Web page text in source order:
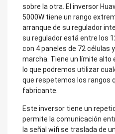
sobre la otra. El inversor
5000W tiene un rango
arranque de su regulador
su regulador está entre los
con 4 paneles de 72 células
marcha. Tiene un límite alto
lo que podremos utilizar
que respetemos los rangos
fabricante.
Este inversor tiene un
permite la comunicación
la señal wifi se traslada de